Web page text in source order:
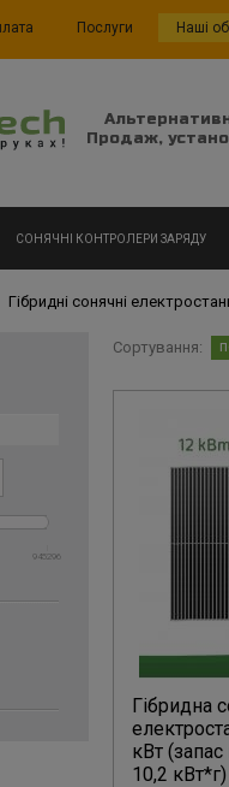
Послуги Наші
Продаж,
СОНЯЧНІ КОНТРОЛЕРИ ЗАРЯДУ
Гібридні сонячні
945296
Сортування:
Гібридна
кВт
10,2 кВт*г)